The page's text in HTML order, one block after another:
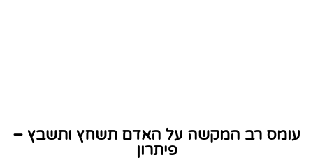
עומס רב המקשה על האדם תשחץ ותשבץ –
פיתרון